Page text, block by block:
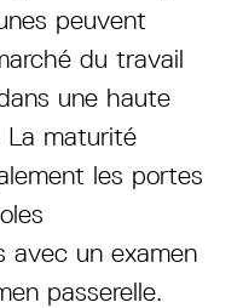
peuvent
du travail
une haute
La maturité
les portes
avec un examen
passerelle.